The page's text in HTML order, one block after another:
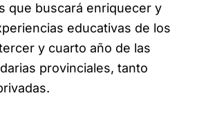
que buscará enriquecer y
educativas de los
y cuarto año de las
provinciales, tanto